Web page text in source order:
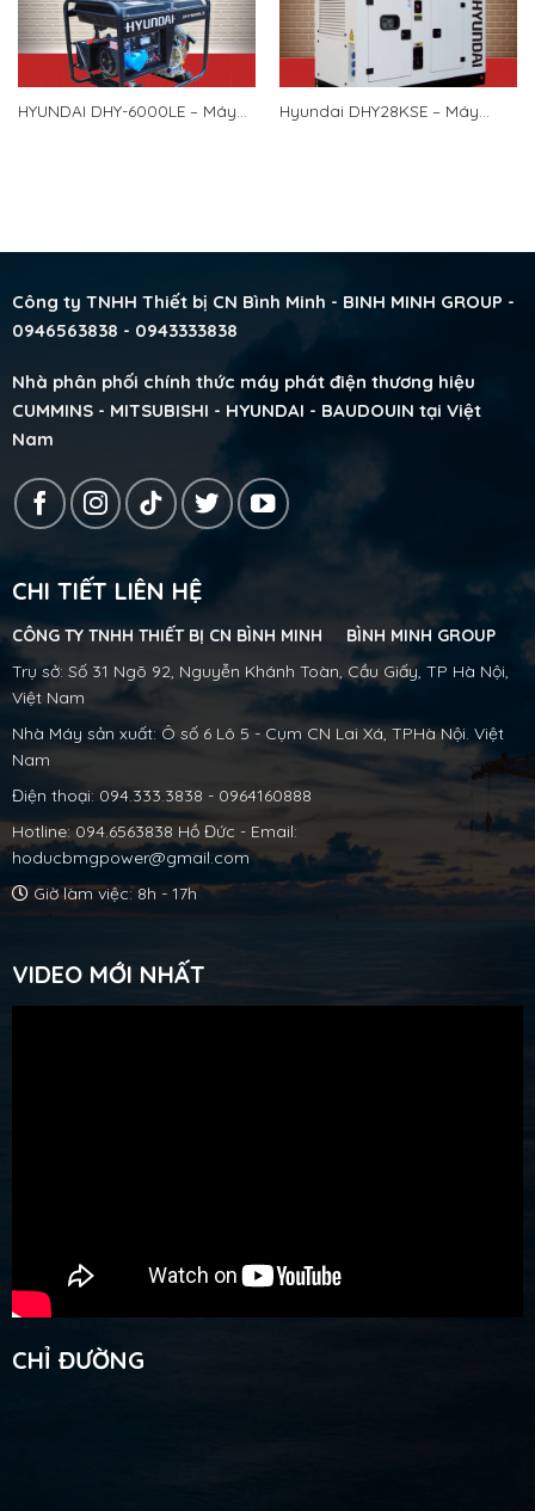
HYUNDAI DHY-6000LE – Máy
Hyundai DHY28KSE – Máy
Công ty TNHH Thiết bị CN Bình Minh - BINH MINH GROUP -
0946563838 - 0943333838
Nhà phân phối chính thức máy phát điện thương hiệu
CUMMINS - MITSUBISHI - HYUNDAI - BAUDOUIN tại Việt
Nam
CHI TIẾT LIÊN HỆ
CÔNG TY TNHH THIẾT BỊ CN BÌNH MINH BÌNH MINH GROUP
Trụ sở: Số 31 Ngõ 92, Nguyễn Khánh Toàn, Cầu Giấy, TP Hà Nội,
Việt Nam
Nhà Máy sản xuất: Ô số 6 Lô 5 - Cụm CN Lai Xá, TPHà Nội. Việt
Nam
Điện thoại: 094.333.3838 - 0964160888
Hotline: 094.6563838 Hồ Đức - Email:
hoducbmgpower@gmail.com
Giờ làm việc: 8h - 17h
VIDEO MỚI NHẤT
CHỈ ĐƯỜNG